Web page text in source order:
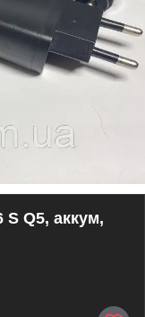
S Q5, аккум,